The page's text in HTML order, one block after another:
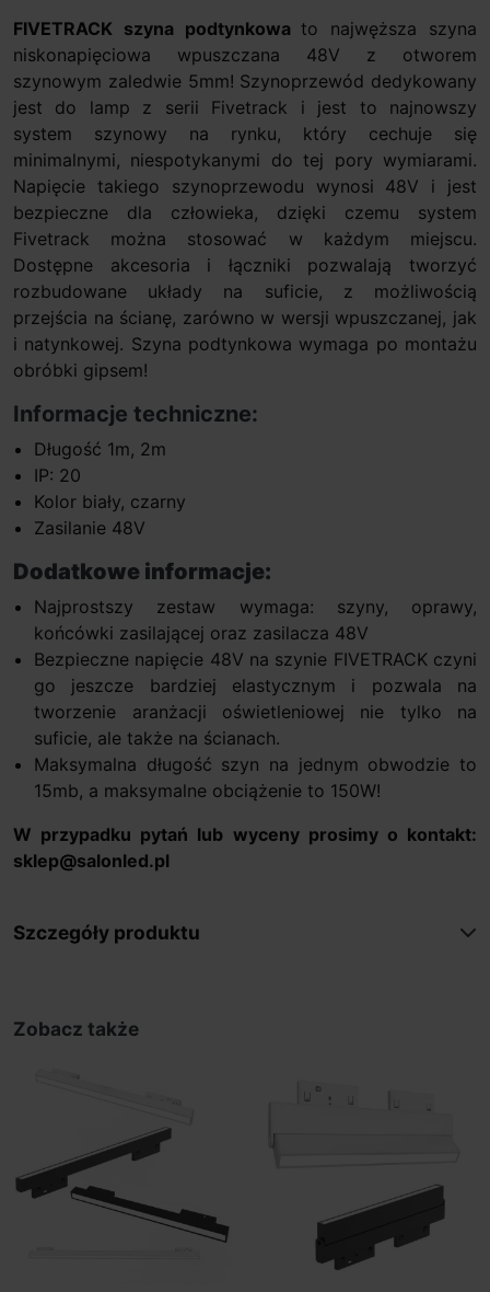
FIVETRACK szyna podtynkowa to najwęższa szyna
niskonapięciowa wpuszczana 48V z otworem
szynowym zaledwie 5mm! Szynoprzewód dedykowany
jest do lamp z serii Fivetrack i jest to najnowszy
system szynowy na rynku, który cechuje się
minimalnymi, niespotykanymi do tej pory wymiarami.
Napięcie takiego szynoprzewodu wynosi 48V i jest
bezpieczne dla człowieka, dzięki czemu system
Fivetrack można stosować w każdym miejscu.
Dostępne akcesoria i łączniki pozwalają tworzyć
rozbudowane układy na suficie, z możliwością
przejścia na ścianę, zarówno w wersji wpuszczanej, jak
i natynkowej. Szyna podtynkowa wymaga po montażu
obróbki gipsem!
Informacje techniczne:
Długość 1m, 2m
IP: 20
Kolor biały, czarny
Zasilanie 48V
Dodatkowe informacje:
Najprostszy zestaw wymaga: szyny, oprawy,
końcówki zasilającej oraz zasilacza 48V
Bezpieczne napięcie 48V na szynie FIVETRACK czyni
go jeszcze bardziej elastycznym i pozwala na
tworzenie aranżacji oświetleniowej nie tylko na
suficie, ale także na ścianach.
Maksymalna długość szyn na jednym obwodzie to
15mb, a maksymalne obciążenie to 150W!
W przypadku pytań lub wyceny prosimy o kontakt:
sklep@salonled.pl
Szczegóły produktu
Zobacz także